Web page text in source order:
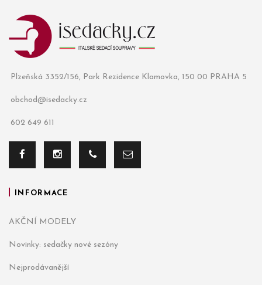
Plzeňská 3352/156, Park Rezidence Klamovka, 150 00 PRAHA 5
obchod@isedacky.cz
602 649 611
INFORMACE
AKČNÍ MODELY
Novinky: sedačky nové sezóny
Nejprodávanější